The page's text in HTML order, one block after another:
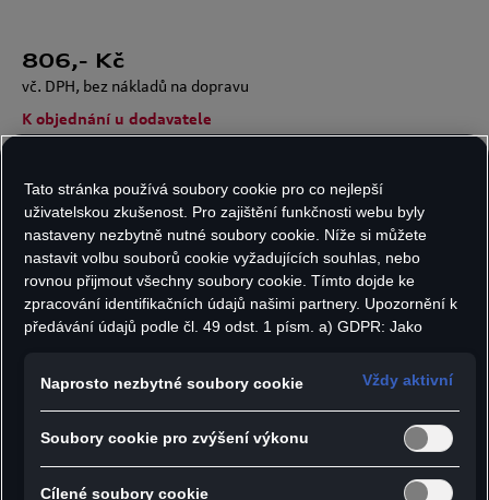
806,- Kč
vč. DPH, bez nákladů na dopravu
K objednání u dodavatele
Velikost: Počet kusů:
Do košíku
- Pohodlné polo triko Audi v moderním střihu
- Žebrovaný límec a manžety
- Předsunuté švy na ramenou a rukávech
Tato stránka používá soubory cookie pro co nejlepší
uživatelskou zkušenost. Pro zajištění funkčnosti webu byly
nastaveny nezbytně nutné soubory cookie. Níže si můžete
nastavit volbu souborů cookie vyžadujících souhlas, nebo
rovnou přijmout všechny soubory cookie. Tímto dojde ke
zpracování identifikačních údajů našimi partnery. Upozornění k
předávání údajů podle čl. 49 odst. 1 písm. a) GDPR: Jako
používán Google Analytics. Nelze vyloučit, že společnost
Google Ireland jako náš smluvní partner předává osobní údaje
státech neexistuje úroveň ochrany osobních údajů věcně
rovnocenná Evropské unii a chybí rozhodnutí Evropské komise
o odpovídající ochraně. Z toho pro vás mohou vyplývat rizika,
Naprosto nezbytné soubory cookie Vždy aktivní
Soubory cookie pro zvýšení výkonu
Cílené soubory cookie